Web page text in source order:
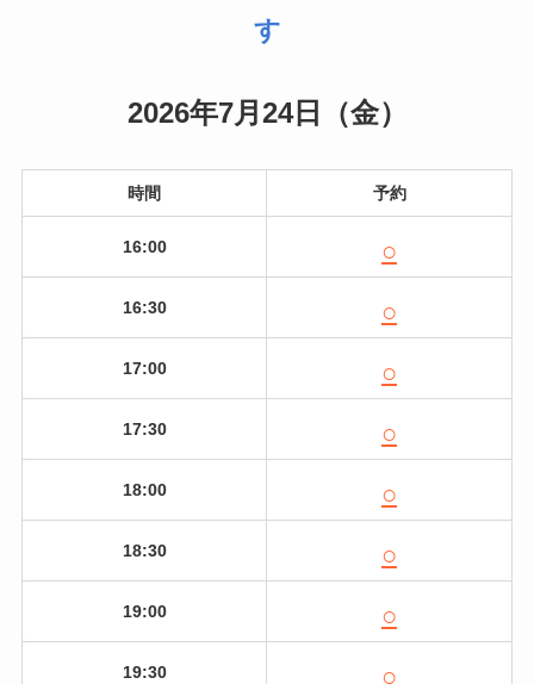
す
2026年7月24日（金）
時間 予約
16:00 ○
16:30 ○
17:00 ○
17:30 ○
18:00 ○
18:30 ○
19:00 ○
19:30 ○